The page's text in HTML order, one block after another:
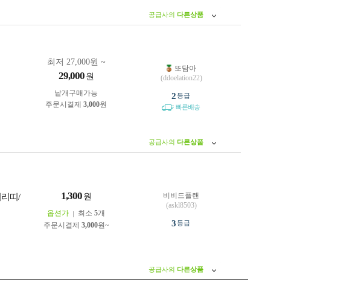
공급사의 다른상품
최저 27,000원 ~
29,000 원
낱개구매가능
주문시결제 3,000원
또담아
(ddoelation22)
2등급
빠른배송
공급사의 다른상품
띠/
1,300 원
옵션가 최소 5개
주문시결제 3,000원~
비비드플랜
(askl8503)
3등급
공급사의 다른상품